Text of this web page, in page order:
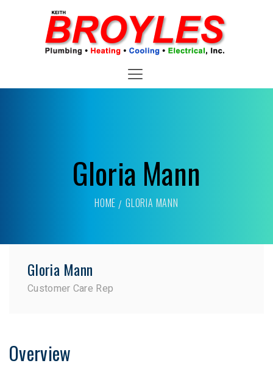
Gloria Mann
HOME GLORIA MANN
Gloria Mann
Customer Care Rep
Overview